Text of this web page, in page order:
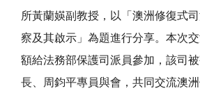
所黃蘭媖副教授，以「澳洲修復式
察及其啟示」為題進行分享。本次
額給法務部保護司派員參加，該司
長、周鈞平專員與會，共同交流澳